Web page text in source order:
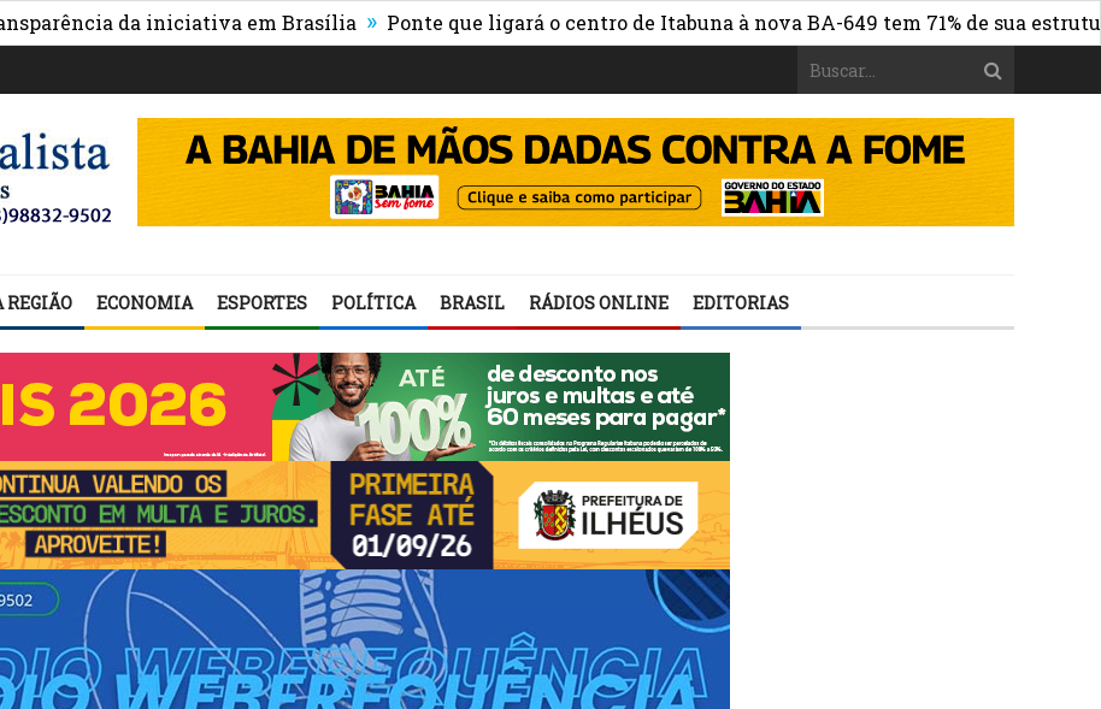
da iniciativa em Brasília » Ponte que ligará o centro de Itabuna à nova BA-649 tem 71% de sua estrutura de
REGIÃO ECONOMIA ESPORTES POLÍTICA BRASIL RÁDIOS ONLINE EDITORIAS